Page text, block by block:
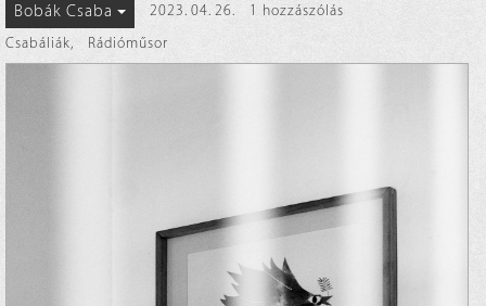
Bobák Csaba 2023. 04. 26.
1 hozzászólás
Csabáliák, Rádióműsor